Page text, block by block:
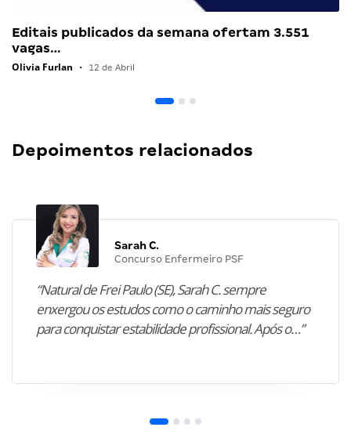
Editais publicados da semana ofertam 3.551
vagas…
Olivia Furlan • 12 de Abril
Depoimentos relacionados
Sarah C.
Concurso Enfermeiro PSF
“Natural de Frei Paulo (SE), Sarah C. sempre
enxergou os estudos como o caminho mais seguro
para conquistar estabilidade profissional. Após o…”